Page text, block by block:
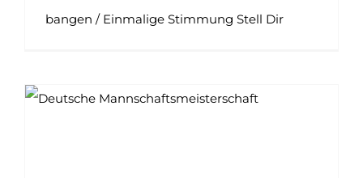
bangen / Einmalige Stimmung Stell Dir